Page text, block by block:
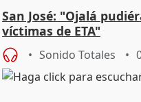
San José: "Ojalá
víctimas de ETA"
Sonido Totales